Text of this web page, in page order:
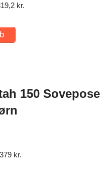
kr.
150 Sovepose
kr.